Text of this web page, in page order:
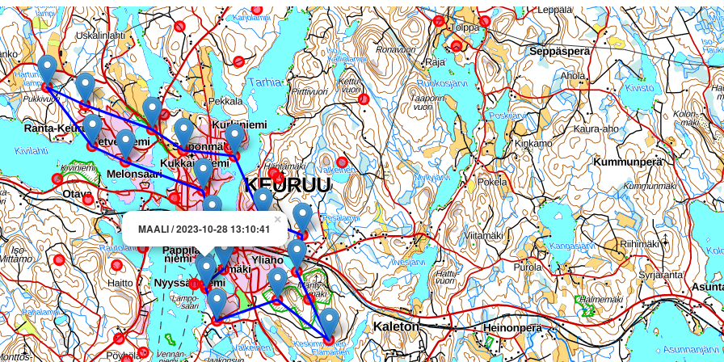
×
MAALI / 2023-10-28 13:10:41